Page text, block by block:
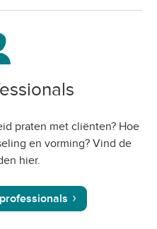
praten met cliënten? Hoe
en vorming? Vind de
hier.